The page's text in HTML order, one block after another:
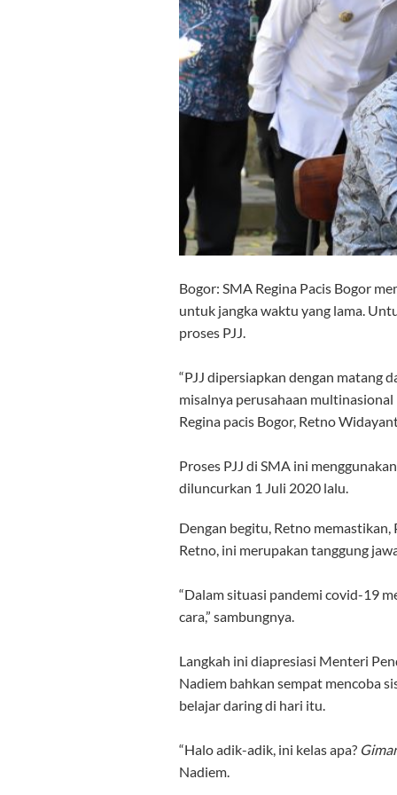
Bogor: SMA Regina Pacis Bogor
untuk jangka waktu yang lama.
proses PJJ.
“PJJ dipersiapkan dengan matang
misalnya perusahaan
Regina pacis Bogor, Retno
Proses PJJ di SMA ini
diluncurkan 1 Juli 2020 lalu.
Dengan begitu, Retno
Retno, ini merupakan tanggung
“Dalam situasi pandemi covid-19
cara,” sambungnya.
Langkah ini diapresiasi Menteri
Nadiem bahkan sempat mencoba
belajar daring di hari itu.
“Halo adik-adik, ini kelas apa?
Nadiem.